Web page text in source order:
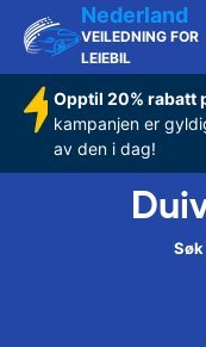
Nederland
VEILEDNING FOR
LEIEBIL
Opptil 20% rabatt
kampanjen er
av den i dag!